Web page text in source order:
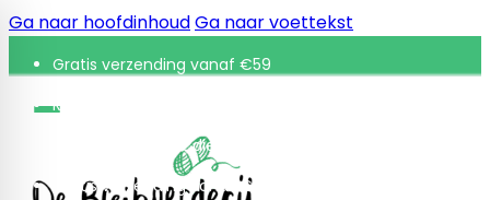
Ga naar hoofdinhoudGa naar voettekst
Gratis verzending vanaf €59
Retourneren binnen 30 dagen
De beste kwaliteit die er is
Gratis verzending vanaf €59